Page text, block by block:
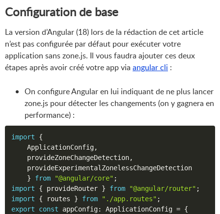
Configuration de base
La version d’Angular (18) lors de la rédaction de cet article
n’est pas configurée par défaut pour exécuter votre
application sans zone.js. Il vous faudra ajouter ces deux
étapes après avoir créé votre app via angular cli :
On configure Angular en lui indiquant de ne plus lancer
zone.js pour détecter les changements (on y gagnera en
performance) :
import
{
    ApplicationConfig
,
    provideZoneChangeDetection
,
    provideExperimentalZonelessChangeDetection
}
from "@angular/core" ;
import
{ provideRouter } from "@angular/router" ;
import
{ routes } from "./app.routes" ;
export
const appConfig: ApplicationConfig = {